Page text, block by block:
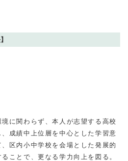
に関わらず、本人が志望する高校
成績中上位層を中心とした学習意
区内小中学校を会場とした発展的
ことで、更なる学力向上を図る。